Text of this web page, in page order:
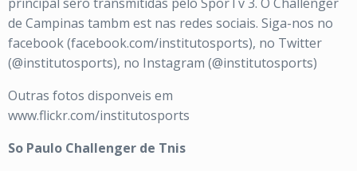
de Campinas tambm est nas redes sociais. Siga-nos no
facebook (facebook.com/institutosports), no Twitter
(@institutosports), no Instagram (@institutosports)
Outras fotos disponveis em
www.flickr.com/institutosports
So Paulo Challenger de Tnis